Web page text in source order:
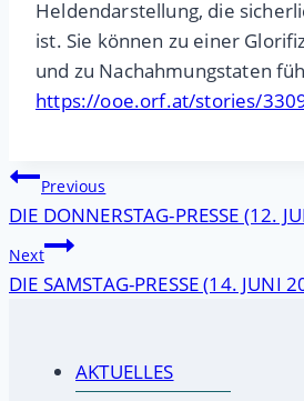
Heldendarstellung, die
ist. Sie können zu einer
und zu Nachahmungstaten
https://ooe.orf.at/stories/
Beitragsnavigation
Previous
DIE DONNERSTAG-PRESSE (12.
Next
DIE SAMSTAG-PRESSE (14. JUNI
AKTUELLES